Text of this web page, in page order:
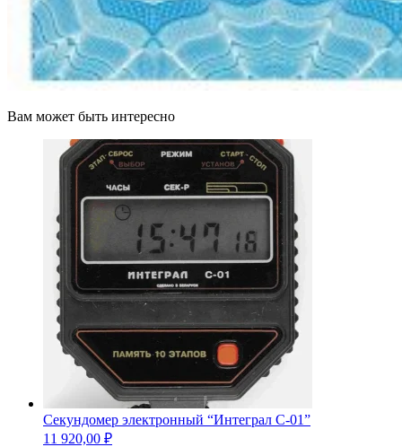
Вам может быть интересно
Секундомер электронный “Интеграл С-01”
11 920,00 ₽